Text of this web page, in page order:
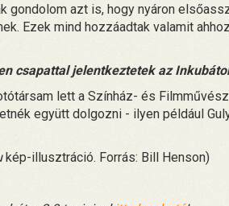
gondolom azt is, hogy nyáron
Ezek mind hozzáadtak valamit
csapattal jelentkeztetek az
lett a Színház- és
együtt dolgozni - ilyen például
kép-illusztráció. Forrás: Bill Henson)